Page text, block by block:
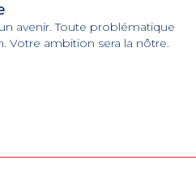
avenir. Toute problématique
Votre ambition sera la nôtre.